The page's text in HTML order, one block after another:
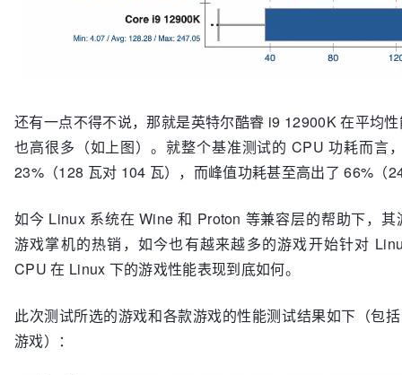
还有一点不得不说，那就是英特尔酷睿 i9 12900K 在平均
也高很多（如上图）。就整个基准测试的 CPU 功耗而言
23%（128 瓦对 104 瓦），而峰值功耗甚至高出了 66%（
如今 Linux 系统在 Wine 和 Proton 等兼容层的帮助下，
游戏掌机的热销，如今也有越来越多的游戏开始针对
CPU 在 Linux 下的游戏性能表现到底如何。
此次测试所选的游戏和各款游戏的性能测试结果如下（包
游戏）：